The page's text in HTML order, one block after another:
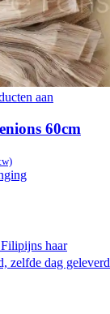
aan
60cm
haar
zelfde dag geleverd